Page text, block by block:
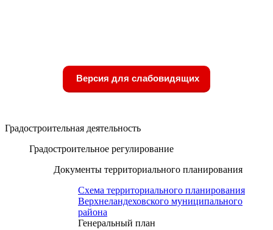
Версия для слабовидящих
Градостроительная деятельность
Градостроительное регулирование
Документы территориального планирования
Схема территориального планирования
Верхнеландеховского муниципального
района
Генеральный план